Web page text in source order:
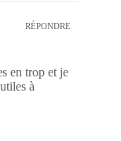
RÉPONDRE
en trop et je
à